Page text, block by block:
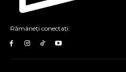
Rămâneți conectați: